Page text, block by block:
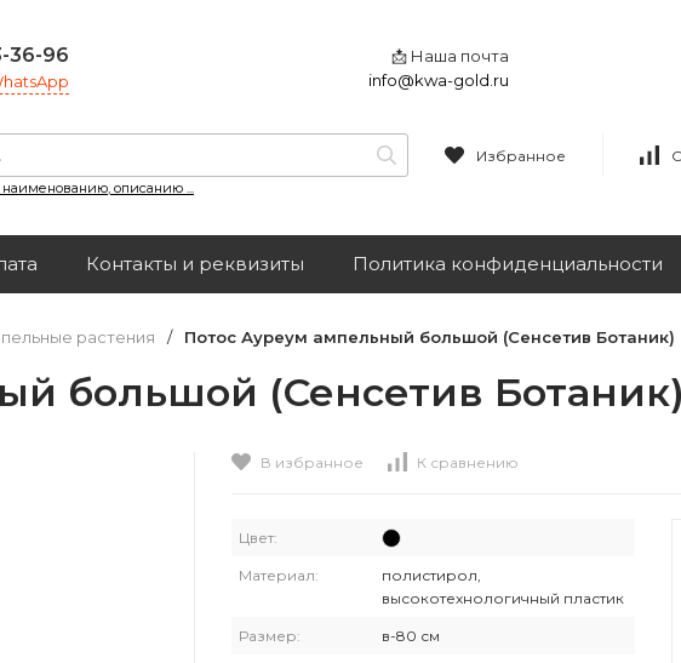
36-96
📩 Наша почта
info@kwa-gold.ru
наименованию, описанию ...
Избранное
Контакты и реквизиты Политика конфиденциальности
растения / Потос Ауреум ампельный большой (Сенсетив Ботаник)
большой (Сенсетив
В избранное К сравнению
Цвет:
Материал:
полистирол,
высокотехнологичный пластик
Размер: в-80 см